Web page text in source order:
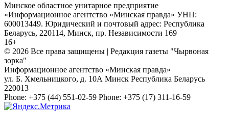
Минское областное унитарное предприятие
«Информационное агентство «Минская правда» УНП:
600013449. Юридический и почтовый адрес: Республика
Беларусь, 220114, Минск, пр. Независимости 169
16+
© 2026 Все права защищены | Редакция газеты "Чырвоная
зорка"
Информационное агентство «Минская правда»
ул. Б. Хмельницкого, д. 10А Минск Республика Беларусь
220013
Phone: +375 (44) 551-02-59 Phone: +375 (17) 311-16-59